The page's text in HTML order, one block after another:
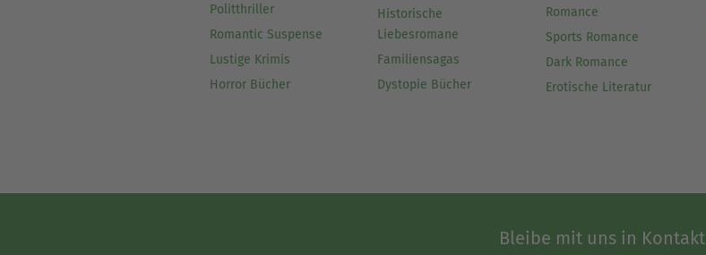
Politthriller
Romantic Suspense
Lustige Krimis
Horror Bücher
Historische
Liebesromane
Familiensagas
Dystopie Bücher
Romance
Sports Romance
Dark Romance
Erotische Literatur
Bleibe mit uns in Kontakt